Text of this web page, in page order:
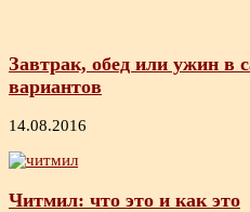
Завтрак, обед или ужин в
вариантов
14.08.2016
Читмил: что это и как это